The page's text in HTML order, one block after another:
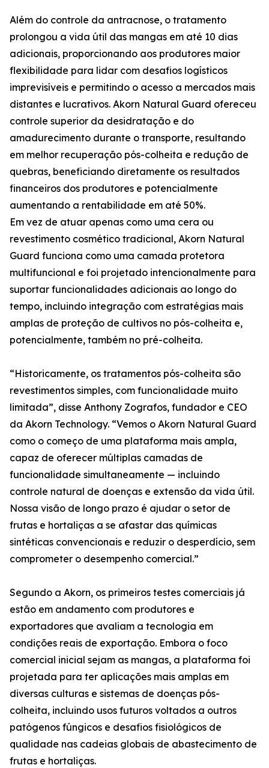
Além do controle da antracnose, o tratamento
prolongou a vida útil das mangas em até 10 dias
adicionais, proporcionando aos produtores maior
flexibilidade para lidar com desafios logísticos
imprevisíveis e permitindo o acesso a mercados mais
distantes e lucrativos. Akorn Natural Guard ofereceu
controle superior da desidratação e do
amadurecimento durante o transporte, resultando
em melhor recuperação pós-colheita e redução de
quebras, beneficiando diretamente os resultados
financeiros dos produtores e potencialmente
aumentando a rentabilidade em até 50%.
Em vez de atuar apenas como uma cera ou
revestimento cosmético tradicional, Akorn Natural
Guard funciona como uma camada protetora
multifuncional e foi projetado intencionalmente para
suportar funcionalidades adicionais ao longo do
tempo, incluindo integração com estratégias mais
amplas de proteção de cultivos no pós-colheita e,
potencialmente, também no pré-colheita.
“Historicamente, os tratamentos pós-colheita são
revestimentos simples, com funcionalidade muito
limitada”, disse Anthony Zografos, fundador e CEO
da Akorn Technology. “Vemos o Akorn Natural Guard
como o começo de uma plataforma mais ampla,
capaz de oferecer múltiplas camadas de
funcionalidade simultaneamente — incluindo
controle natural de doenças e extensão da vida útil.
Nossa visão de longo prazo é ajudar o setor de
frutas e hortaliças a se afastar das químicas
sintéticas convencionais e reduzir o desperdício, sem
comprometer o desempenho comercial.”
Segundo a Akorn, os primeiros testes comerciais já
estão em andamento com produtores e
exportadores que avaliam a tecnologia em
condições reais de exportação. Embora o foco
comercial inicial sejam as mangas, a plataforma foi
projetada para ter aplicações mais amplas em
diversas culturas e sistemas de doenças pós-
colheita, incluindo usos futuros voltados a outros
patógenos fúngicos e desafios fisiológicos de
qualidade nas cadeias globais de abastecimento de
frutas e hortaliças.